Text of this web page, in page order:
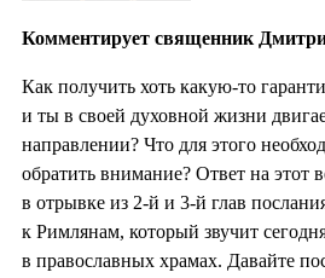
Комментирует священник
Как получить хоть какую-то
и ты в своей духовной жизни
направлении? Что для этого
обратить внимание? Ответ на этот
в отрывке из 2-й и 3-й глав
к Римлянам, который звучит
в православных храмах. Давайте